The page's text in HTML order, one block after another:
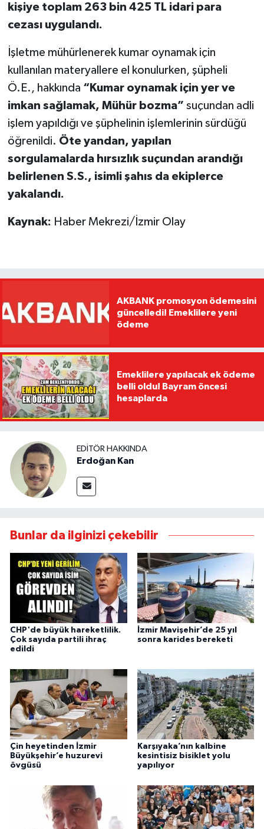
kişiye toplam 263 bin 425 TL idari para
cezası uygulandı.
İşletme mühürlenerek kumar oynamak için
kullanılan materyallere el konulurken, şüpheli
Ö.E., hakkında “Kumar oynamak için yer ve
imkan sağlamak, Mühür bozma” suçundan adli
işlem yapıldığı ve şüphelinin işlemlerinin sürdüğü
öğrenildi. Öte yandan, yapılan
sorgulamalarda hırsızlık suçundan arandığı
belirlenen S.S., isimli şahıs da ekiplerce
yakalandı.
Kaynak: Haber Mekrezi/İzmir Olay
AKBANK promosyon ödemesini
güncelledi! Emeklilere yeni
ödeme
Emeklilere yapılacak ek ödeme
belli oldu! Bayram öncesi
hesaplarda
EDITÖR HAKKINDA
Erdoğan Kan
Bunlar da ilginizi çekebilir
CHP'de büyük hareketlilik.
Çok sayıda partili ihraç
edildi
İzmir Mavişehir’de 25 yıl
sonra karides bereketi
Çin heyetinden İzmir
Büyükşehir’e huzurevi
övgüsü
Karşıyaka’nın kalbine
kesintisiz bisiklet yolu
yapılıyor